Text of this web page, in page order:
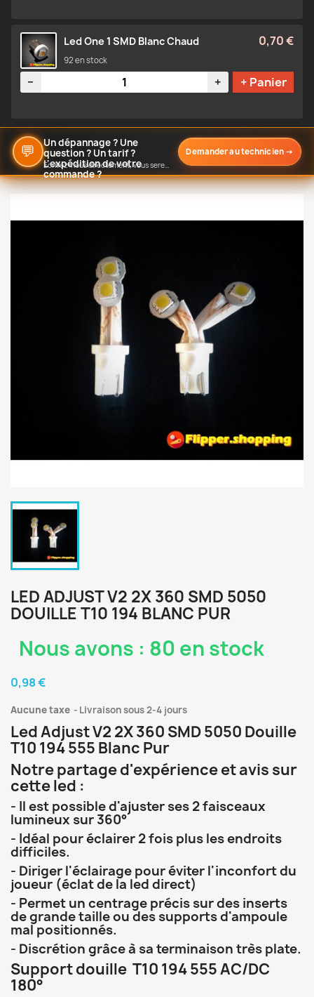
Led One 1 SMD Blanc Chaud 0,70 €
92 en stock
− + + Panier
💬
Un dépannage ? Une
question ? Un tarif ?
L'expédition de votre
commande ?
Écrivez-nous directement, vous serez notifié de notre réponse
Demander au technicien →
LED ADJUST V2 2X 360 SMD 5050
DOUILLE T10 194 BLANC PUR
Nous avons : 80 en stock
0,98 €
Aucune taxe Livraison sous 2-4 jours
Led Adjust V2 2X 360 SMD 5050 Douille
T10 194 555 Blanc Pur
Notre partage d'expérience et avis sur
cette led :
- Il est possible d'ajuster ses 2 faisceaux
lumineux sur 360°
- Idéal pour éclairer 2 fois plus les endroits
difficiles.
- Diriger l'éclairage pour éviter l'inconfort du
joueur (éclat de la led direct)
- Permet un centrage précis sur des inserts
de grande taille ou des supports d'ampoule
mal positionnés.
- Discrétion grâce à sa terminaison très plate.
Support douille T10 194 555 AC/DC
180°